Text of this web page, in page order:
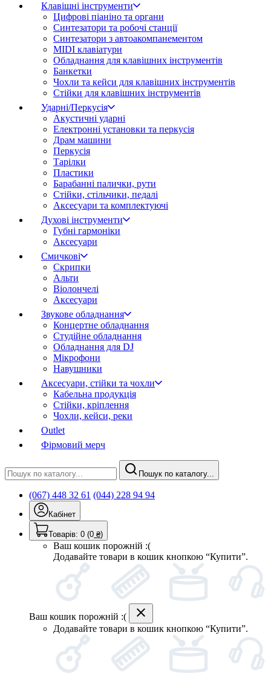
Клавішні інструменти
Цифрові піаніно та органи
Синтезатори та робочі станції
Синтезатори з автоакомпанементом
MIDI клавіатури
Обладнання для клавішних інструментів
Банкетки
Чохли та кейси для клавішних інструментів
Стійки для клавішних інструментів
Ударні/Перкусія
Акустичні ударні
Електронні установки та перкусія
Драм машини
Перкусія
Тарілки
Пластики
Барабанні палички, рути
Стійки, стільчики, педалі
Аксесуари та комплектуючі
Духові інструменти
Губні гармоніки
Аксесуари
Смичкові
Скрипки
Альти
Віолончелі
Аксесуари
Звукове обладнання
Концертне обладнання
Студійне обладнання
Обладнання для DJ
Мікрофони
Навушники
Аксесуари, стійки та чохли
Кабельна продукція
Стійки, кріплення
Чохли, кейси, реки
Outlet
Фірмовий мерч
Пошук по каталогу...
(067) 448 32 61 (044) 228 94 94
Кабінет
Товарів: 0 (0 ₴)
Ваш кошик порожній :(
Додавайте товари в кошик кнопкою “Купити”.
Ваш кошик порожній :(
Додавайте товари в кошик кнопкою “Купити”.